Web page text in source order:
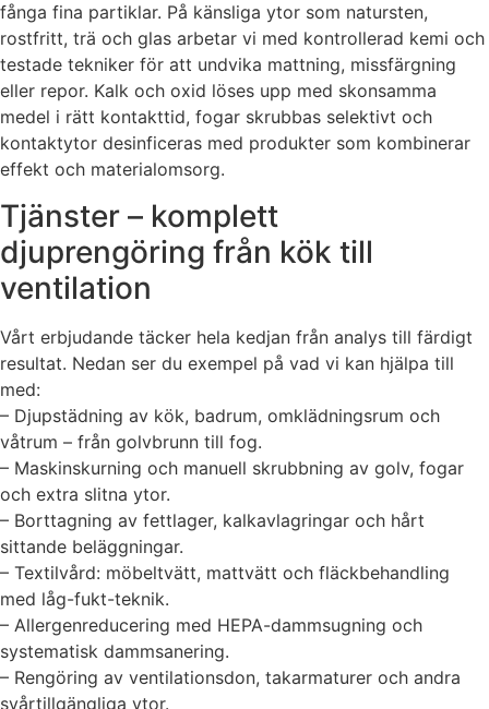
fånga fina partiklar. På känsliga ytor som natursten,
rostfritt, trä och glas arbetar vi med kontrollerad kemi och
testade tekniker för att undvika mattning, missfärgning
eller repor. Kalk och oxid löses upp med skonsamma
medel i rätt kontakttid, fogar skrubbas selektivt och
kontaktytor desinficeras med produkter som kombinerar
effekt och materialomsorg.
Tjänster – komplett
djuprengöring från kök till
ventilation
Vårt erbjudande täcker hela kedjan från analys till färdigt
resultat. Nedan ser du exempel på vad vi kan hjälpa till
med:
– Djupstädning av kök, badrum, omklädningsrum och
våtrum – från golvbrunn till fog.
– Maskinskurning och manuell skrubbning av golv, fogar
och extra slitna ytor.
– Borttagning av fettlager, kalkavlagringar och hårt
sittande beläggningar.
– Textilvård: möbeltvätt, mattvätt och fläckbehandling
med låg-fukt-teknik.
– Allergenreducering med HEPA-dammsugning och
systematisk dammsanering.
– Rengöring av ventilationsdon, takarmaturer och andra
svårtillgängliga ytor.